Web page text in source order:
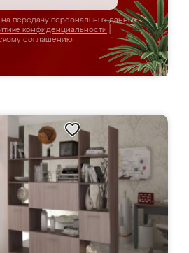
передачу персональных данных
конфиденциальности
соглашению